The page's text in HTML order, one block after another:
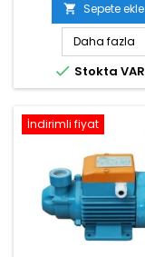
 Sepete ekle
Daha fazla
 Stokta VAR
İndirimli fiyat